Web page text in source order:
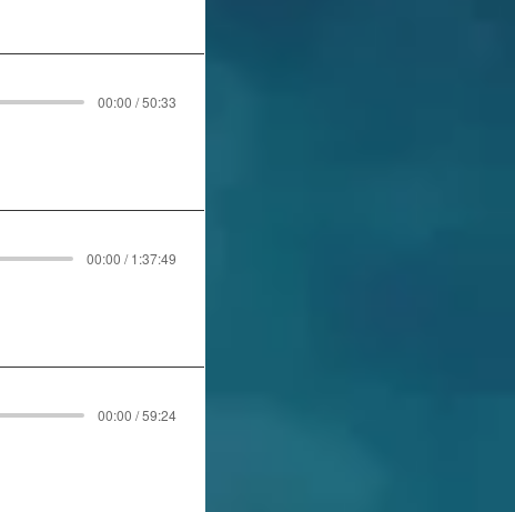
00:00 / 50:33
00:00 / 1:37:49
00:00 / 59:24